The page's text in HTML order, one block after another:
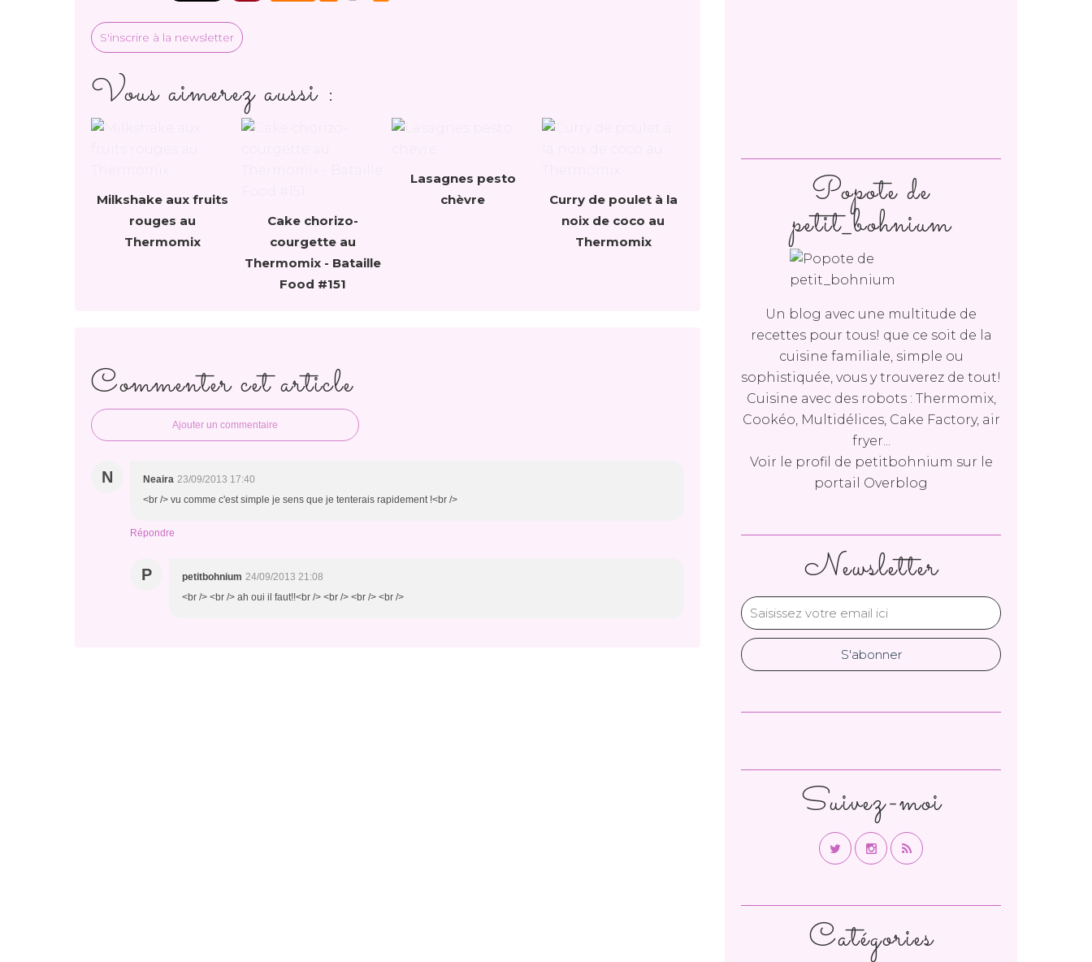
S'inscrire à la newsletter
Vous aimerez aussi :
Milkshake aux fruits
rouges au
Thermomix
Cake chorizo-
courgette au
Thermomix - Bataille
Food #151
Lasagnes pesto
chèvre
Curry de poulet à la
noix de coco au
Thermomix
Commenter cet article
Ajouter un commentaire
N Neaira 23/09/2013 17:40
<br /> vu comme c'est simple je sens que je tenterais rapidement !<br />
Répondre
P petitbohnium 24/09/2013 21:08
<br /> <br /> ah oui il faut!!<br /> <br /> <br /> <br />
Newsletter
Catégories
Popote de
petit_bohnium
Un blog avec une multitude de
recettes pour tous! que ce soit de la
cuisine familiale, simple ou
sophistiquée, vous y trouverez de tout!
Cuisine avec des robots : Thermomix,
Cookéo, Multidélices, Cake Factory, air
fryer...
Voir le profil de petitbohnium sur le
portail Overblog
Suivez-moi